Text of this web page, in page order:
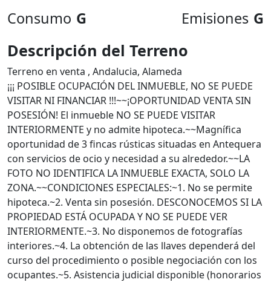
Consumo G Emisiones G
Descripción del Terreno
Terreno en venta , Andalucia, Alameda
¡¡¡ POSIBLE OCUPACIÓN DEL INMUEBLE, NO SE PUEDE
VISITAR NI FINANCIAR !!!~~¡OPORTUNIDAD VENTA SIN
POSESIÓN! El inmueble NO SE PUEDE VISITAR
INTERIORMENTE y no admite hipoteca.~~Magnífica
oportunidad de 3 fincas rústicas situadas en Antequera
con servicios de ocio y necesidad a su alrededor.~~LA
FOTO NO IDENTIFICA LA INMUEBLE EXACTA, SOLO LA
ZONA.~~CONDICIONES ESPECIALES:~1. No se permite
hipoteca.~2. Venta sin posesión. DESCONOCEMOS SI LA
PROPIEDAD ESTÁ OCUPADA Y NO SE PUEDE VER
INTERIORMENTE.~3. No disponemos de fotografías
interiores.~4. La obtención de las llaves dependerá del
curso del procedimiento o posible negociación con los
ocupantes.~5. Asistencia judicial disponible (honorarios